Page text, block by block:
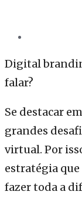
Digital
falar?
Se destacar
grandes
virtual. Por
estratégia
fazer toda a